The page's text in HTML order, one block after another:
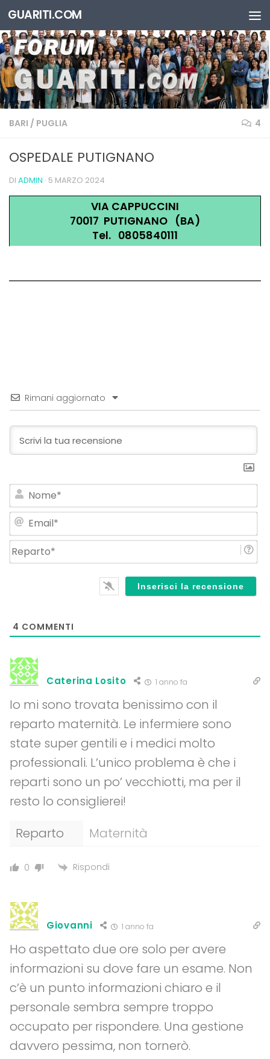
Salta al contenuto
GUARITI.COM
BARI / PUGLIA 4
OSPEDALE PUTIGNANO
DI ADMIN · 5 MARZO 2024
VIA CAPPUCCINI
70017 PUTIGNANO (BA)
Tel. 0805840111
Rimani aggiornato
4 COMMENTI
Caterina Losito 1 anno fa
Io mi sono trovata benissimo con il
reparto maternità. Le infermiere sono
state super gentili e i medici molto
professionali. L’unico problema è che i
reparti sono un po’ vecchiotti, ma per il
resto lo consiglierei!
Reparto
Maternità
0 Rispondi
Giovanni 1 anno fa
Ho aspettato due ore solo per avere
informazioni su dove fare un esame. Non
c’è un punto informazioni chiaro e il
personale sembra sempre troppo
occupato per rispondere. Una gestione
davvero pessima, non tornerò.